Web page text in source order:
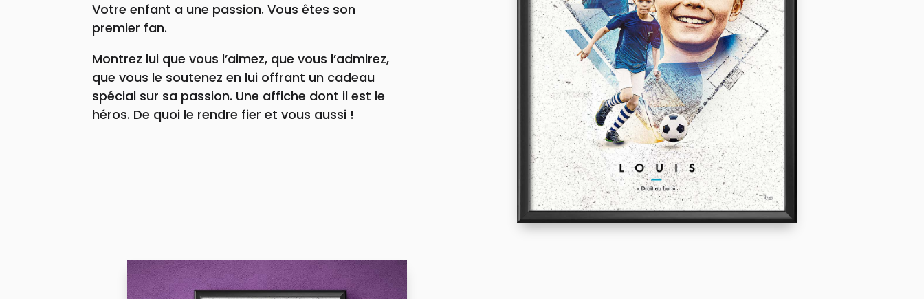
Votre enfant a une passion. Vous êtes son
premier fan.
Montrez lui que vous l’aimez, que vous l’admirez,
que vous le soutenez en lui offrant un cadeau
spécial sur sa passion. Une affiche dont il est le
héros. De quoi le rendre fier et vous aussi !